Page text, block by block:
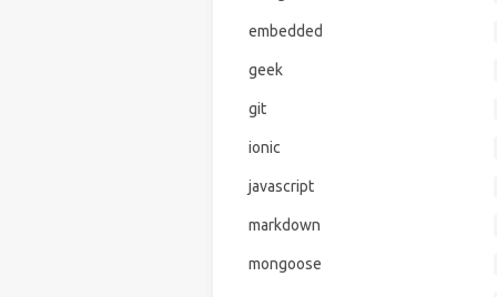
embedded
geek
git
ionic
javascript
markdown
mongoose